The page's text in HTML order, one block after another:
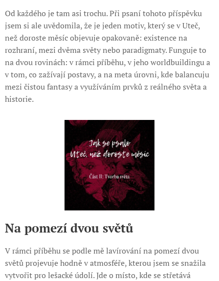
Od každého je tam asi trochu. Při psaní tohoto příspěvku
jsem si ale uvědomila, že je jeden motiv, který se v Uteč,
než doroste měsíc objevuje opakovaně: existence na
rozhraní, mezi dvěma světy nebo paradigmaty. Funguje to
na dvou rovinách: v rámci příběhu, v jeho worldbuildingu a
v tom, co zažívají postavy, a na meta úrovni, kde balancuju
mezi čistou fantasy a využíváním prvků z reálného světa a
historie.
Na pomezí dvou světů
V rámci příběhu se podle mě lavírování na pomezí dvou
světů projevuje hodně v atmosféře, kterou jsem se snažila
vytvořit pro lešacké údolí. Jde o místo, kde se střetává